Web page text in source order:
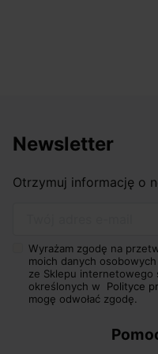
Newsletter
Otrzymuj informację o
Wyrażam zgodę na
moich danych
ze Sklepu internetowego
określonych w Polityce
mogę odwołać zgodę.